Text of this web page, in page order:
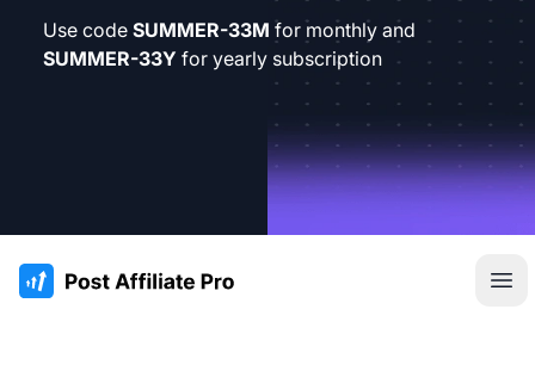
Use code SUMMER-33M for monthly and
SUMMER-33Y for yearly subscription
:site.title